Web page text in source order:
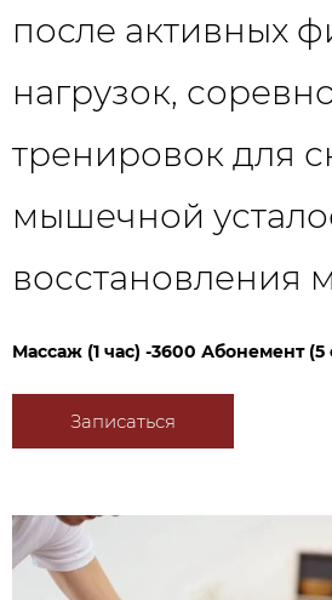
после активных
нагрузок,
тренировок для
мышечной
восстановления
Массаж (1 час) -3600 Абонемент (5
Записаться